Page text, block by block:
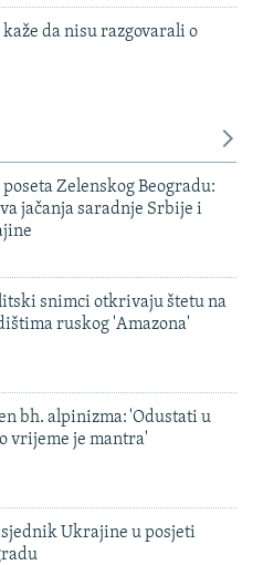
da nisu razgovarali o
Zelenskog Beogradu:
jačanja saradnje Srbije i
snimci otkrivaju štetu na
ruskog 'Amazona'
bh. alpinizma: 'Odustati u
vrijeme je mantra'
Ukrajine u posjeti